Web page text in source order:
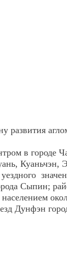
развития
в городе
Куаньчэн,
уездного
Сыпин;
Дунфэн